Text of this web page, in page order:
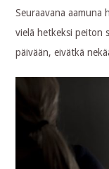
Seuraavana aamuna
vielä hetkeksi peiton
päivään, eivätkä